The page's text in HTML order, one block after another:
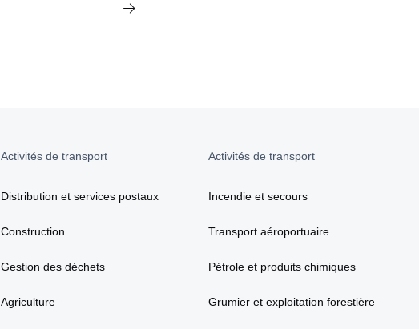
Activités de transport
Distribution et services postaux
Construction
Gestion des déchets
Agriculture
Activités de transport
Incendie et secours
Transport aéroportuaire
Pétrole et produits chimiques
Grumier et exploitation forestière